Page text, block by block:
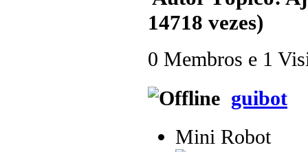
14718 vezes)
0 Membros e 1
guibot
Mini Robot